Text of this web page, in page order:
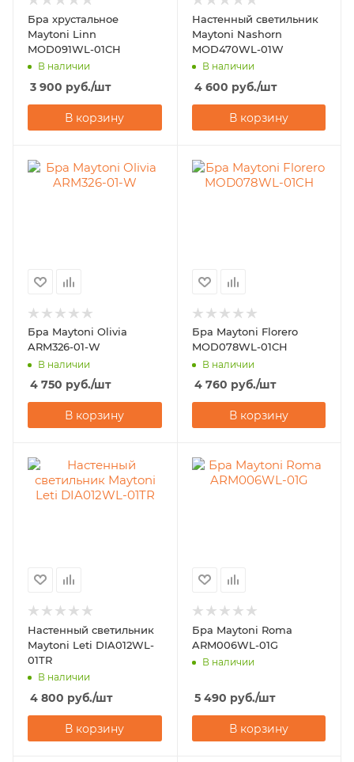
Бра хрустальное
Maytoni Linn
MOD091WL-01CH
В наличии
3 900 руб./шт
В корзину
Настенный светильник
Maytoni Nashorn
MOD470WL-01W
В наличии
4 600 руб./шт
В корзину
Бра Maytoni Olivia
ARM326-01-W
В наличии
4 750 руб./шт
В корзину
Бра Maytoni Florero
MOD078WL-01CH
В наличии
4 760 руб./шт
В корзину
Настенный светильник
Maytoni Leti DIA012WL-
01TR
В наличии
4 800 руб./шт
В корзину
Бра Maytoni Roma
ARM006WL-01G
В наличии
5 490 руб./шт
В корзину